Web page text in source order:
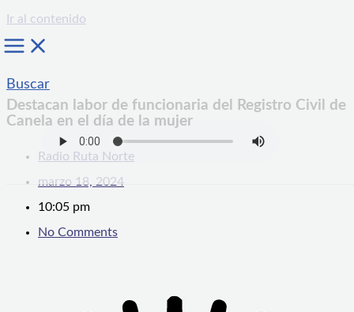
Ir al contenido
Buscar
Destacan labor de funcionaria del Registro Civil de
Canela en el día de la mujer
Radio Ruta Norte
marzo 18, 2024
10:05 pm
No Comments